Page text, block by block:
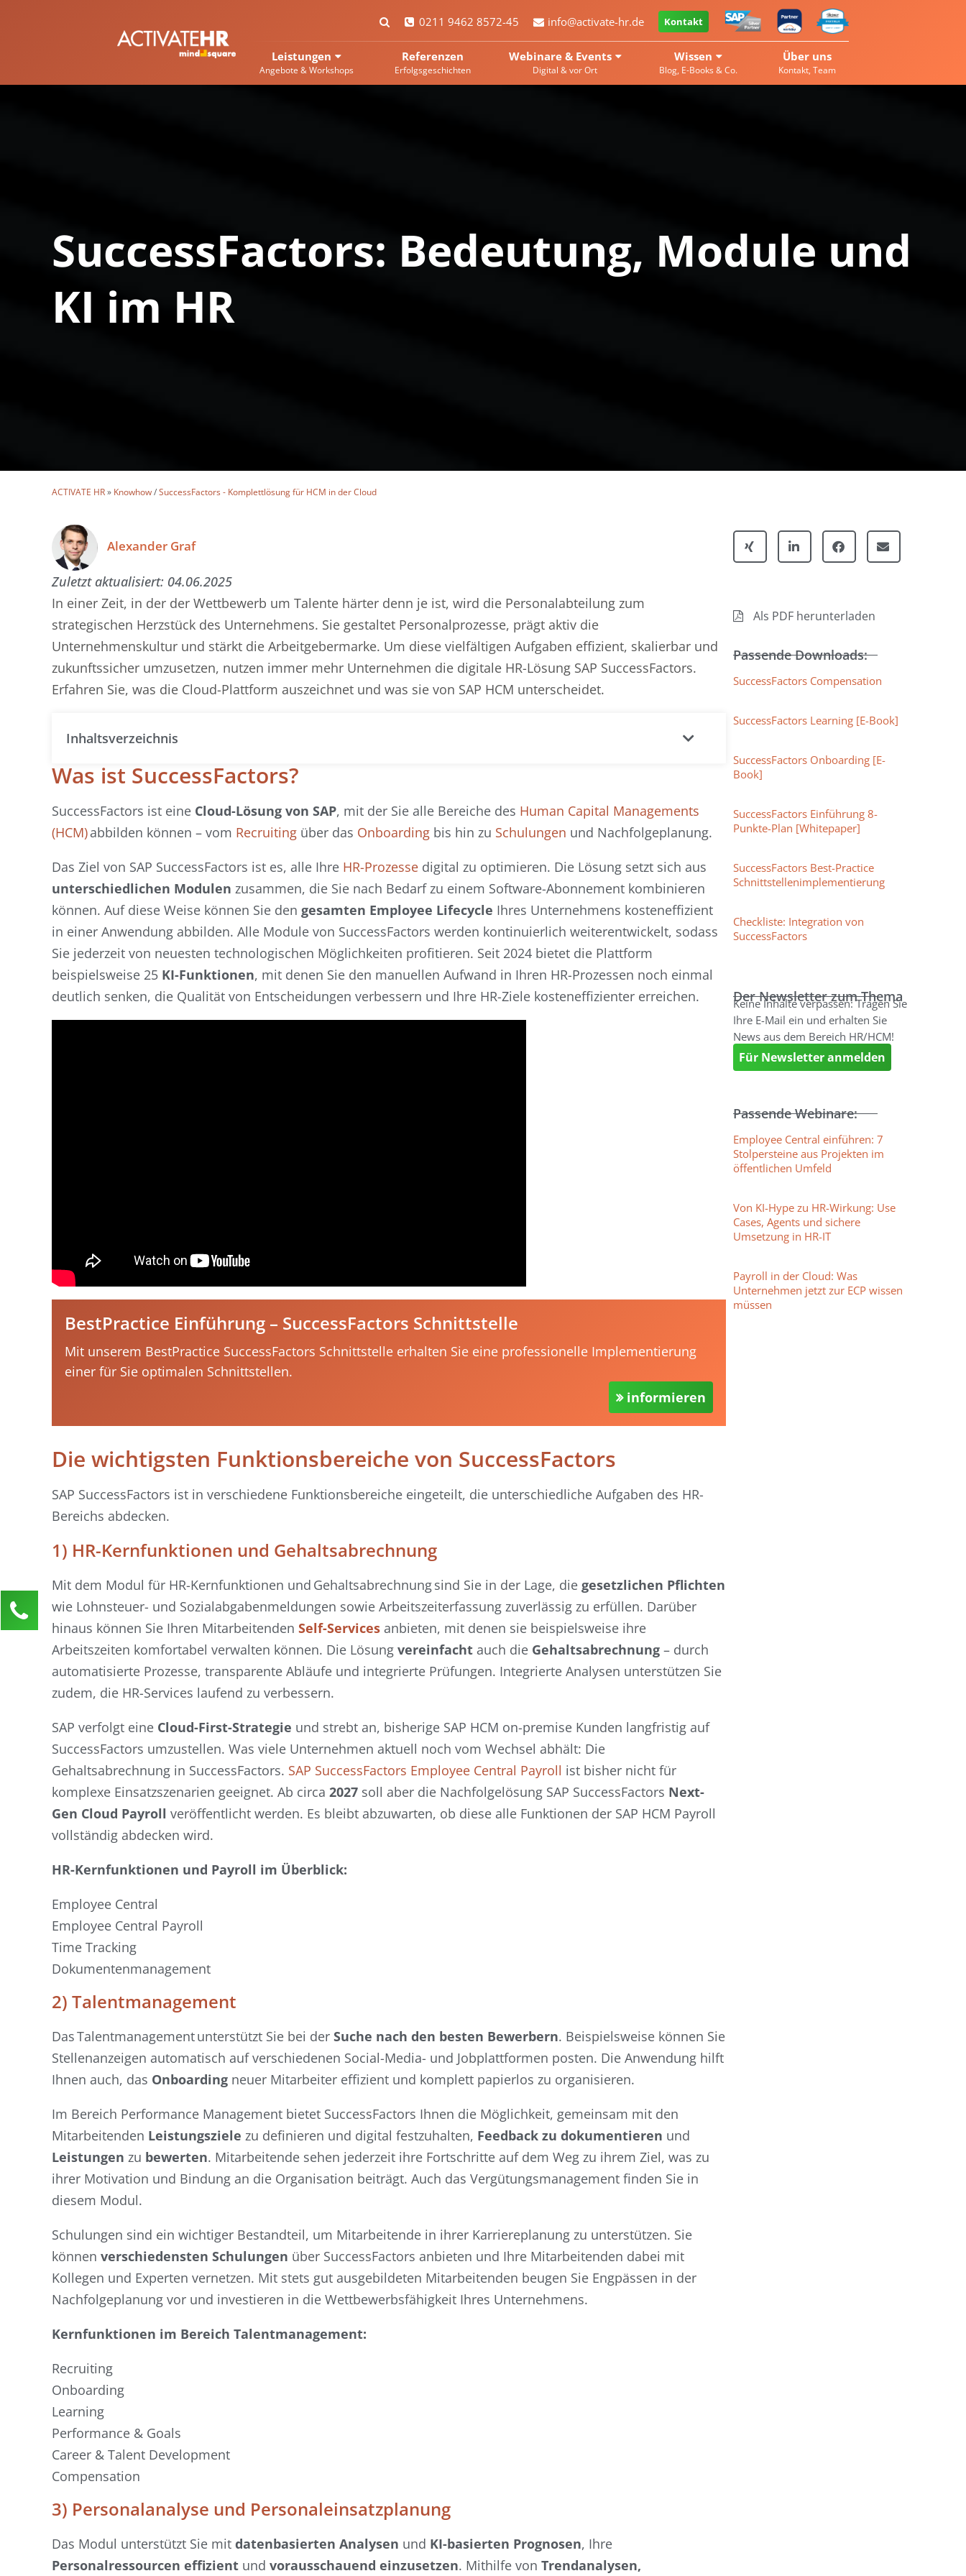
0211 9462 8572-45 info@activate-hr.de Kontakt
Leistungen
Angebote & Workshops
Referenzen
Erfolgsgeschichten
Webinare & Events
Digital & vor Ort
Wissen
Blog, E-Books & Co.
Über uns
Kontakt, Team
SuccessFactors: Bedeutung, Module und
KI im HR
ACTIVATE HR» Knowhow/SuccessFactors - Komplettlösung für HCM in der Cloud
Alexander Graf
Zuletzt aktualisiert: 04.06.2025
In einer Zeit, in der der Wettbewerb um Talente härter denn je ist, wird die Personalabteilung zum
strategischen Herzstück des Unternehmens. Sie gestaltet Personalprozesse, prägt aktiv die
Unternehmenskultur und stärkt die Arbeitgebermarke. Um diese vielfältigen Aufgaben effizient, skalierbar und
zukunftssicher umzusetzen, nutzen immer mehr Unternehmen die digitale HR-Lösung SAP SuccessFactors.
Erfahren Sie, was die Cloud-Plattform auszeichnet und was sie von SAP HCM unterscheidet.
Inhaltsverzeichnis
Was ist SuccessFactors?
SuccessFactors ist eine Cloud-Lösung von SAP, mit der Sie alle Bereiche des Human Capital Managements
(HCM)abbilden können – vom Recruiting über das Onboarding bis hin zu Schulungen und Nachfolgeplanung.
Das Ziel von SAP SuccessFactors ist es, alle Ihre HR-Prozesse digital zu optimieren. Die Lösung setzt sich aus
unterschiedlichen Modulen zusammen, die Sie nach Bedarf zu einem Software-Abonnement kombinieren
können. Auf diese Weise können Sie den gesamten Employee Lifecycle Ihres Unternehmens kosteneffizient
in einer Anwendung abbilden. Alle Module von SuccessFactors werden kontinuierlich weiterentwickelt, sodass
Sie jederzeit von neuesten technologischen Möglichkeiten profitieren. Seit 2024 bietet die Plattform
beispielsweise 25 KI-Funktionen, mit denen Sie den manuellen Aufwand in Ihren HR-Prozessen noch einmal
deutlich senken, die Qualität von Entscheidungen verbessern und Ihre HR-Ziele kosteneffizienter erreichen.
BestPractice Einführung – SuccessFactors Schnittstelle
Mit unserem BestPractice SuccessFactors Schnittstelle erhalten Sie eine professionelle Implementierung
einer für Sie optimalen Schnittstellen.
informieren
Die wichtigsten Funktionsbereiche von SuccessFactors
SAP SuccessFactors ist in verschiedene Funktionsbereiche eingeteilt, die unterschiedliche Aufgaben des HR-
Bereichs abdecken.
1) HR-Kernfunktionen und Gehaltsabrechnung
Mit dem Modul für HR-Kernfunktionen und Gehaltsabrechnung sind Sie in der Lage, die gesetzlichen Pflichten
wie Lohnsteuer- und Sozialabgabenmeldungen sowie Arbeitszeiterfassung zuverlässig zu erfüllen. Darüber
hinaus können Sie Ihren Mitarbeitenden Self-Services anbieten, mit denen sie beispielsweise ihre
Arbeitszeiten komfortabel verwalten können. Die Lösung vereinfacht auch die Gehaltsabrechnung – durch
automatisierte Prozesse, transparente Abläufe und integrierte Prüfungen. Integrierte Analysen unterstützen Sie
zudem, die HR-Services laufend zu verbessern.
SAP verfolgt eine Cloud-First-Strategie und strebt an, bisherige SAP HCM on-premise Kunden langfristig auf
SuccessFactors umzustellen. Was viele Unternehmen aktuell noch vom Wechsel abhält: Die
Gehaltsabrechnung in SuccessFactors. SAP SuccessFactors Employee Central Payroll ist bisher nicht für
komplexe Einsatzszenarien geeignet. Ab circa 2027 soll aber die Nachfolgelösung SAP SuccessFactors Next-
Gen Cloud Payroll veröffentlicht werden. Es bleibt abzuwarten, ob diese alle Funktionen der SAP HCM Payroll
vollständig abdecken wird.
HR-Kernfunktionen und Payroll im Überblick:
Employee Central
Employee Central Payroll
Time Tracking
Dokumentenmanagement
2) Talentmanagement
Das Talentmanagement unterstützt Sie bei der Suche nach den besten Bewerbern. Beispielsweise können Sie
Stellenanzeigen automatisch auf verschiedenen Social-Media- und Jobplattformen posten. Die Anwendung hilft
Ihnen auch, das Onboarding neuer Mitarbeiter effizient und komplett papierlos zu organisieren.
Im Bereich Performance Management bietet SuccessFactors Ihnen die Möglichkeit, gemeinsam mit den
Mitarbeitenden Leistungsziele zu definieren und digital festzuhalten, Feedback zu dokumentieren und
Leistungen zu bewerten. Mitarbeitende sehen jederzeit ihre Fortschritte auf dem Weg zu ihrem Ziel, was zu
ihrer Motivation und Bindung an die Organisation beiträgt. Auch das Vergütungsmanagement finden Sie in
diesem Modul.
Schulungen sind ein wichtiger Bestandteil, um Mitarbeitende in ihrer Karriereplanung zu unterstützen. Sie
können verschiedensten Schulungen über SuccessFactors anbieten und Ihre Mitarbeitenden dabei mit
Kollegen und Experten vernetzen. Mit stets gut ausgebildeten Mitarbeitenden beugen Sie Engpässen in der
Nachfolgeplanung vor und investieren in die Wettbewerbsfähigkeit Ihres Unternehmens.
Kernfunktionen im Bereich Talentmanagement:
Recruiting
Onboarding
Learning
Performance & Goals
Career & Talent Development
Compensation
3) Personalanalyse und Personaleinsatzplanung
Das Modul unterstützt Sie mit datenbasierten Analysen und KI-basierten Prognosen, Ihre
Personalressourcen effizient und vorausschauend einzusetzen. Mithilfe von Trendanalysen,
Als PDF herunterladen
Passende Downloads:
SuccessFactors Compensation
SuccessFactors Learning [E-Book]
SuccessFactors Onboarding [E-
Book]
SuccessFactors Einführung 8-
Punkte-Plan [Whitepaper]
SuccessFactors Best-Practice
Schnittstellenimplementierung
Checkliste: Integration von
SuccessFactors
Der Newsletter zum Thema
Keine Inhalte verpassen: Tragen Sie
Ihre E-Mail ein und erhalten Sie
News aus dem Bereich HR/HCM!
Für Newsletter anmelden
Passende Webinare:
Employee Central einführen: 7
Stolpersteine aus Projekten im
öffentlichen Umfeld
Von KI-Hype zu HR-Wirkung: Use
Cases, Agents und sichere
Umsetzung in HR-IT
Payroll in der Cloud: Was
Unternehmen jetzt zur ECP wissen
müssen
Kontaktieren Sie uns!
Nadja Messer
Kundenservice
0211 946 285 72-45
nadja.messer@activate-hr.de
Ihre Anfrage